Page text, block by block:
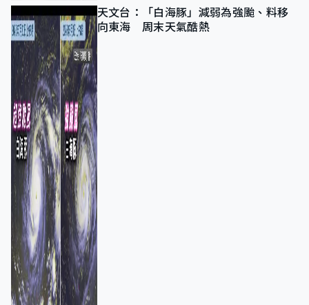
天文台：「白海豚」減弱為強颱、料移
向東海 周末天氣酷熱